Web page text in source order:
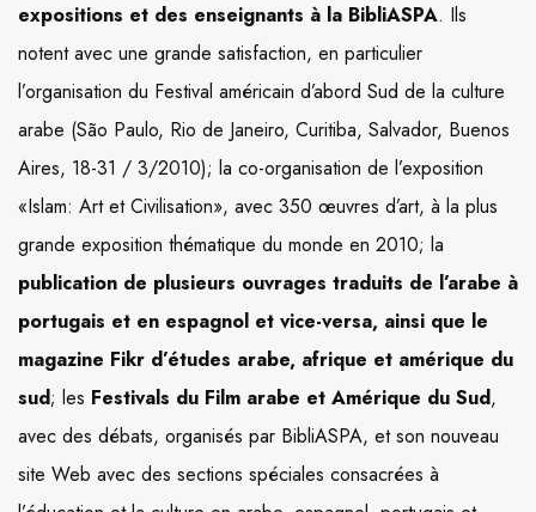
expositions et des enseignants à la BibliASPA. Ils
notent avec une grande satisfaction, en particulier
l’organisation du Festival américain d’abord Sud de la culture
arabe (São Paulo, Rio de Janeiro, Curitiba, Salvador, Buenos
Aires, 18-31 / 3/2010); la co-organisation de l’exposition
«Islam: Art et Civilisation», avec 350 œuvres d’art, à la plus
grande exposition thématique du monde en 2010; la
publication de plusieurs ouvrages traduits de l’arabe à
portugais et en espagnol et vice-versa, ainsi que le
magazine Fikr d’études arabe, afrique et amérique du
sud; les Festivals du Film arabe et Amérique du Sud,
avec des débats, organisés par BibliASPA, et son nouveau
site Web avec des sections spéciales consacrées à